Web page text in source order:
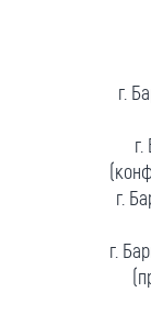
г.
г.
г.